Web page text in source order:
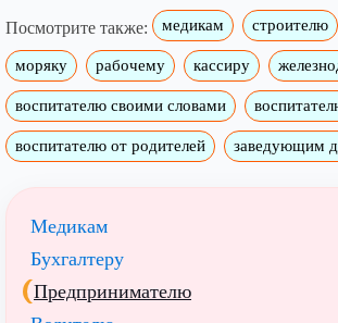
Посмотрите также: медикам строителю
моряку рабочему кассиру
воспитателю своими словами
воспитателю от родителей заведующим
Медикам
Бухгалтеру
Предпринимателю